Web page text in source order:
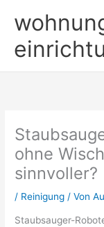
Inhalt
ohne
sinnvoller?
/ Reinigung / Von
Staubsauger-